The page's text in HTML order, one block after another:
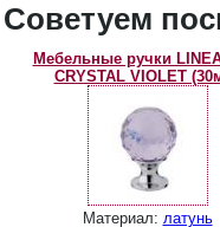
Советуем
Мебельные ручки
CRYSTAL VIOLET
Материал: латунь